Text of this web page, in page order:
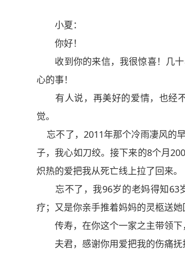
小夏：
你好！
收到你的来信，我很惊喜！几十
心的事！
有人说，再美好的爱情，也经不
觉。
忘不了，2011年那个冷雨凄风的
子，我心如刀绞。接下来的8个月
炽热的爱把我从死亡线上拉了回来。
忘不了，我96岁的老妈得知63
疗；又是你亲手推着妈妈的灵柩送她
传寿，在你这个一家之主带领下
夫君，感谢你用爱把我的伤痛抚